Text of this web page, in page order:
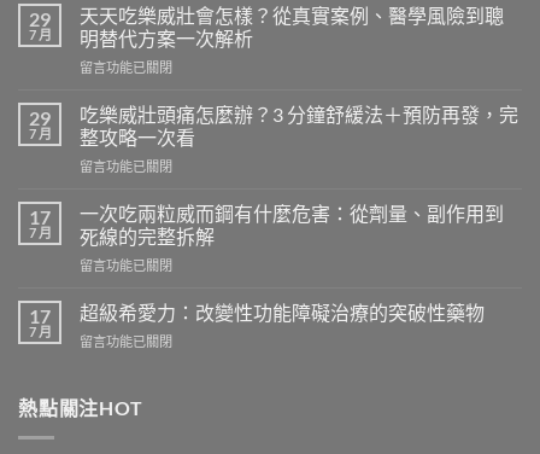
29
7 月
天天吃樂威壯會怎樣？從真實案例、醫學風險到聰
明替代方案一次解析
在
天
吃
樂
威
會
怎
樣？
從
實
案
學
風
留言功能已關閉
29
7 月
吃樂威壯頭痛怎麼辦？3 分鐘舒緩法＋預防再發，完
整攻略一次看
在
威
壯
頭
怎
辦？
鐘
留言功能已關閉
17
7 月
一次吃兩粒威而鋼有什麼危害：從劑量、副作用到
死線的完整拆解
在
次
吃
兩
而
留言功能已關閉
17
7 月
超級希愛力：改變性功能障礙治療的突破性藥物
在
希
愛
留言功能已關閉
熱點關注HOT